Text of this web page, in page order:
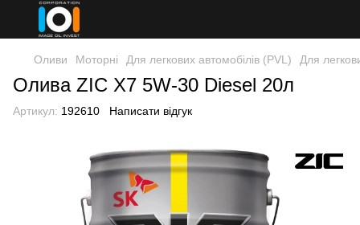
Оливи Моторні Для легкових автомобілів (PVL) Для
Олива ZIC X7 5W-30 Diesel 20л
Артикул: 192610 Написати відгук